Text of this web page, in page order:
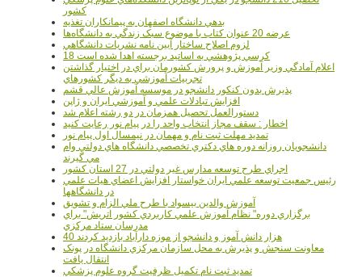
کشور
بدهي دانشگاه اصفهان به پيمانکاران تغذيه
عرضه 20 عنوان کتاب با موضوع سبک زندگي به دانشگاه‌ها
لزوم اصلاح ساختار آيين نامه نشريات دانشگاهي
18 کرسي پژوهشي به اساتيد برجسته اهدا شده است
اعلام آمادگي وزير آموزش و پرورش کشورمان براي در اختيار گذاشتن
تجربيات آموزشي به ديگر کشورهاي
پذيرش بدون کنکور دانشجو در موسسه آموزش عالي قشم
افزايش تبادلات علمي و آموزشي ايران و ژاپن
دستورالعمل تحصیل همزمان در دو رشته اعلام شد
اخطار : سقف مجاز انتخاب واحد را در پیام نور رعایت کنید
تمدید مهلت ثبت نام و مهمان در نیمسال اول پیام نور
دانشجويان روزانه دوره هاي دكتري تخصصي دانشگاه هاي دولتي وام
مي گيرند
اجراي طرح توسعه مدارس غير دولتي در 27 استان کشور
رئيس جمعيت توسعه علمي ايران خواستار افزايش اعضاي هيات علمي
در دانشگاهها
آموزش والدين بيسواد با طرح ملي الزام و تشويق
برگزاري دوره" نظام آموزش علمي كاربردي كشور اتريش" براي
مدرسان ستاد مرکزي
40 هزار دانش آموز و دانشجو از موزه دارآباد بازديد کردند
معاونت سنجش و پذيرش به محل سازمان مرکزي دانشگاه در پونک
انتقال يافت
تمديد ثبت نام تکميل ظرفيت گروه علوم پزشکي